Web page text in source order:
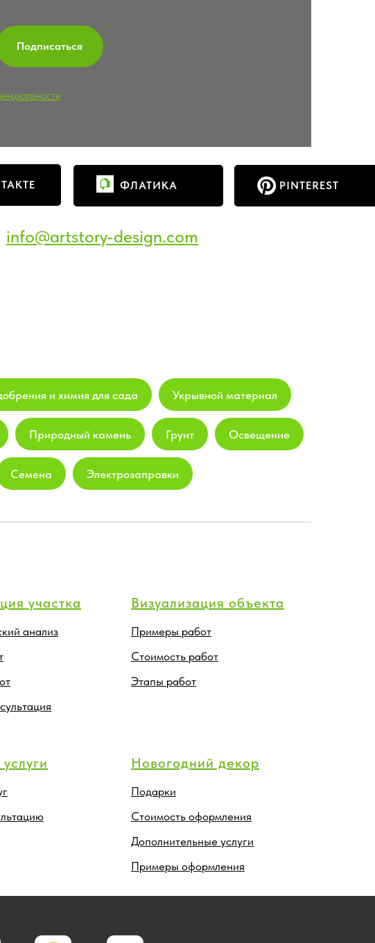
Подписаться
PINTEREST
ФЛАТИКА
info@artstory-design.com
и химия для сада Укрывной материал
Природный камень Грунт Освещение
Семена Электрозаправки
участка
анализ
Визуализация объекта
Примеры работ
Стоимость работ
Этапы работ
Новогодний декор
Подарки
Стоимость оформления
Дополнительные услуги
Примеры оформления